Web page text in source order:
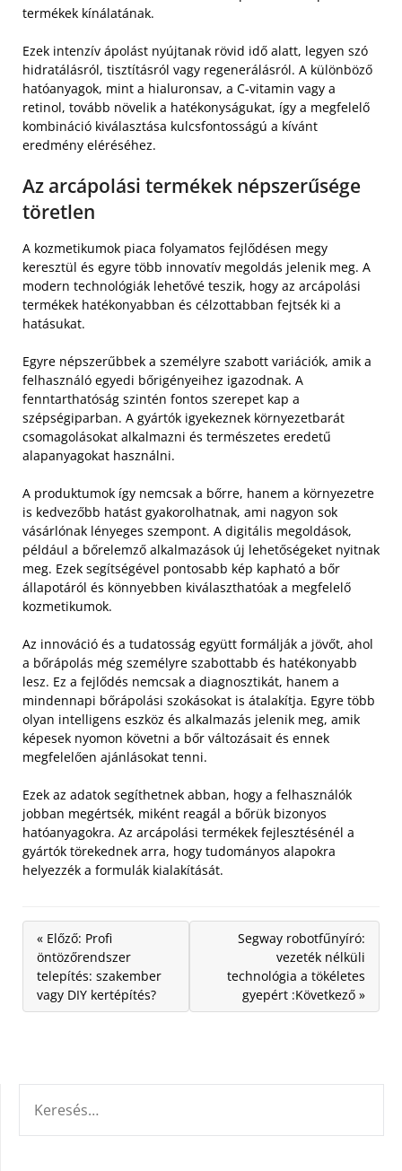
termékek kínálatának.
Ezek intenzív ápolást nyújtanak rövid idő alatt, legyen szó
hidratálásról, tisztításról vagy regenerálásról. A különböző
hatóanyagok, mint a hialuronsav, a C-vitamin vagy a
retinol, tovább növelik a hatékonyságukat, így a megfelelő
kombináció kiválasztása kulcsfontosságú a kívánt
eredmény eléréséhez.
Az arcápolási termékek népszerűsége
töretlen
A kozmetikumok piaca folyamatos fejlődésen megy
keresztül és egyre több innovatív megoldás jelenik meg. A
modern technológiák lehetővé teszik, hogy az arcápolási
termékek hatékonyabban és célzottabban fejtsék ki a
hatásukat.
Egyre népszerűbbek a személyre szabott variációk, amik a
felhasználó egyedi bőrigényeihez igazodnak. A
fenntarthatóság szintén fontos szerepet kap a
szépségiparban. A gyártók igyekeznek környezetbarát
csomagolásokat alkalmazni és természetes eredetű
alapanyagokat használni.
A produktumok így nemcsak a bőrre, hanem a környezetre
is kedvezőbb hatást gyakorolhatnak, ami nagyon sok
vásárlónak lényeges szempont. A digitális megoldások,
például a bőrelemző alkalmazások új lehetőségeket nyitnak
meg. Ezek segítségével pontosabb kép kapható a bőr
állapotáról és könnyebben kiválaszthatóak a megfelelő
kozmetikumok.
Az innováció és a tudatosság együtt formálják a jövőt, ahol
a bőrápolás még személyre szabottabb és hatékonyabb
lesz. Ez a fejlődés nemcsak a diagnosztikát, hanem a
mindennapi bőrápolási szokásokat is átalakítja. Egyre több
olyan intelligens eszköz és alkalmazás jelenik meg, amik
képesek nyomon követni a bőr változásait és ennek
megfelelően ajánlásokat tenni.
Ezek az adatok segíthetnek abban, hogy a felhasználók
jobban megértsék, miként reagál a bőrük bizonyos
hatóanyagokra. Az arcápolási termékek fejlesztésénél a
gyártók törekednek arra, hogy tudományos alapokra
helyezzék a formulák kialakítását.
« Előző: Profi
öntözőrendszer
telepítés: szakember
vagy DIY kertépítés?
Segway robotfűnyíró:
vezeték nélküli
technológia a tökéletes
gyepért :Következő »